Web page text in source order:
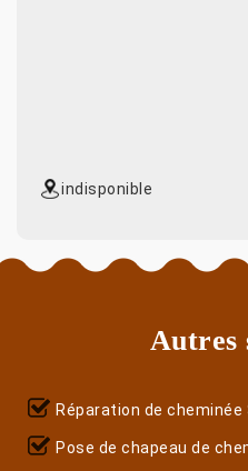
indisponible
Autres
Réparation de
Pose de chapeau de